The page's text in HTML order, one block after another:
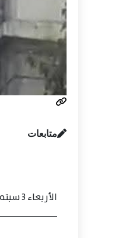
متابعات
الأربعاء 3 سبتمبر, 2025